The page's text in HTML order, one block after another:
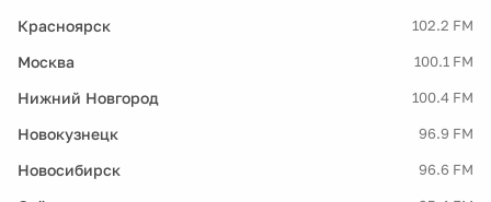
Красноярск 102.2 FM
Москва 100.1 FM
Нижний Новгород 100.4 FM
Новокузнецк 96.9 FM
Новосибирск 96.6 FM